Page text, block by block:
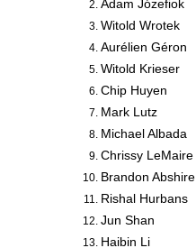
Adam Józefiok
Witold Wrotek
Aurélien Géron
Witold Krieser
Chip Huyen
Mark Lutz
Michael Albada
Chrissy LeMaire
Brandon Abshire
Rishal Hurbans
Jun Shan
Haibin Li